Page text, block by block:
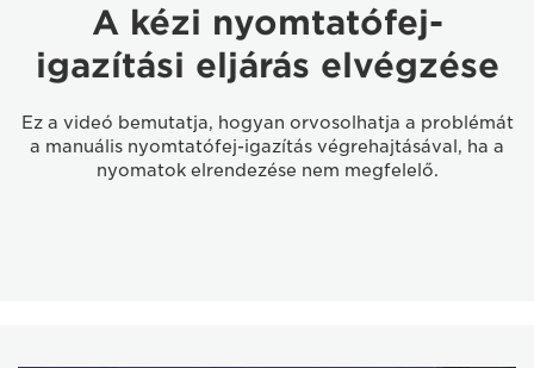
A kézi nyomtatófej-
igazítási eljárás elvégzése
Ez a videó bemutatja, hogyan orvosolhatja a problémát
a manuális nyomtatófej-igazítás végrehajtásával, ha a
nyomatok elrendezése nem megfelelő.